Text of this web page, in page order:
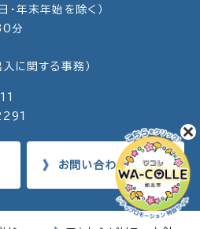
・年末年始を除く）
分
に関する事務）
お問い合わせ